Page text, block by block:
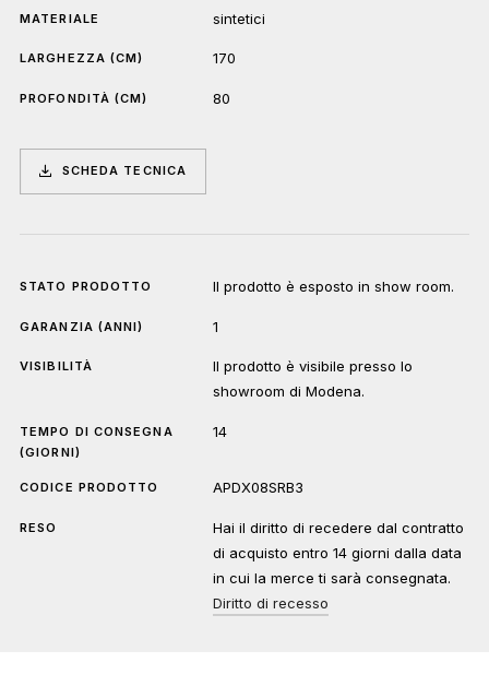
MATERIALE sintetici
LARGHEZZA (CM) 170
PROFONDITÀ (CM) 80
SCHEDA TECNICA
STATO PRODOTTO Il prodotto è esposto in show room.
GARANZIA (ANNI) 1
VISIBILITÀ
Il prodotto è visibile presso lo
showroom di Modena.
TEMPO DI CONSEGNA
(GIORNI)
14
CODICE PRODOTTO APDX08SRB3
RESO
Hai il diritto di recedere dal contratto
di acquisto entro 14 giorni dalla data
in cui la merce ti sarà consegnata.
Diritto di recesso